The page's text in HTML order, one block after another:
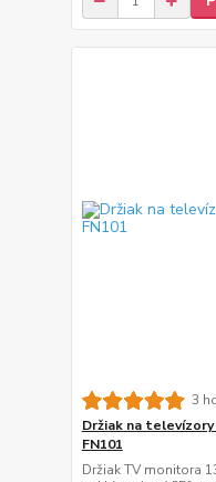
3
Držiak na
FN101
Držiak TV monitora